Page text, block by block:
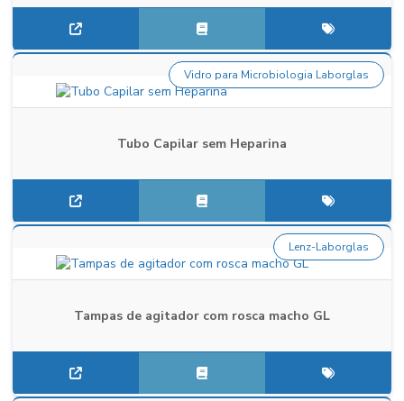
Tubo Capilar sem Heparina
Vidro para Microbiologia Laborglas
Tampas de agitador com rosca macho GL
Lenz-Laborglas